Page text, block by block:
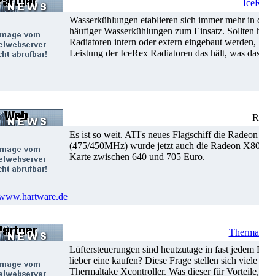
Wasserkühlungen etablieren sich immer mehr
häufiger Wasserkühlungen zum Einsatz.
Radiatoren intern oder extern eingebaut
Leistung der IceRex Radiatoren das hält, was
Es ist so weit. ATI's neues Flagschiff die
(475/450MHz) wurde jetzt auch die Radeon
Karte zwischen 640 und 705 Euro.
Lüftersteuerungen sind heutzutage in fast
lieber eine kaufen? Diese Frage stellen sich
Thermaltake Xcontroller. Was dieser für